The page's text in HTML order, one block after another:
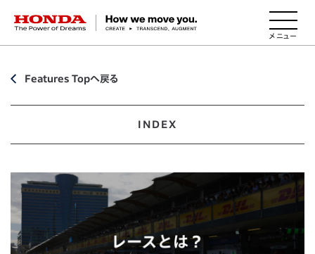
HONDA The Power of Dreams
Features Topへ戻る
INDEX